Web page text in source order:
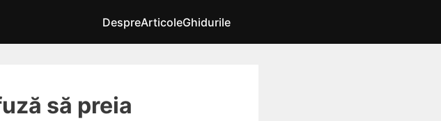
DespreArticoleGhidurile
să preia